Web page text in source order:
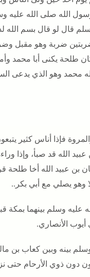
رسول الله صلى الله
قال لو قال بسم
ضربة وهو مقبل
طلحة يكنى أبا محمد
محمد وهو الذي يدعى
فإذا أناس كثير
الله قد صبأ، وإذا
بن عبيد الله أخا
وهو يصلي مع أبي بكر..
وسلم بينهما بمكة
الأنصاري.
بينه وبين كعاب بن
دون ذوي الأرحام حتى